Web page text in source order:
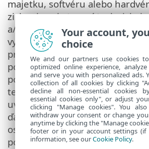
majetku, softvéru alebo
zisk pri poskytovaní technickej
a/alebo ním poverená tretia
vyhradzuje právo na
problém presahuje rozsah
podpory. ESET si vyhradzuje
pozastaviť alebo ukončiť
technickej podpory na základe
uváženia. Informácie o
ďalšie údaje v súlade so
osobných údajov sa môžu
poskytovania technickej pomoci.
Your account,
choice
We and our partners use cookies
optimized online experience,
and serve you with personalized ads.
collection of all cookies by clicking
decline all non-essential cookies
essential cookies only", or adjust
clicking "Manage cookies". You
withdraw your consent or change
anytime by clicking the "Manage
footer or in your account settings (if
information, see ourCookie Policy.